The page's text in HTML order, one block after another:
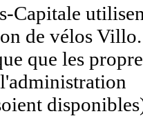
Capitale
de vélos Villo.
que les